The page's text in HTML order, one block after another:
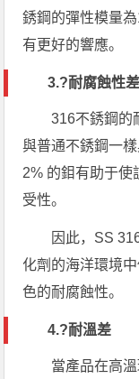
銹鋼的彈性模量
有更好的響應。
3.?耐腐蝕性差
316不銹鋼的
與普通不銹鋼一
2% 的鉬有助于使
受性。
因此，SS
化劑的海洋環境
色的耐腐蝕性。
4.?耐溫差
當產品在高